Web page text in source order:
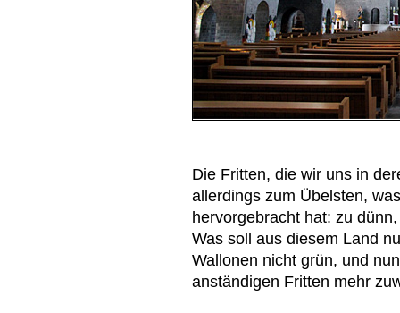
Die Fritten, die wir uns in
allerdings zum Übelsten,
hervorgebracht hat: zu
Was soll aus diesem Land
Wallonen nicht grün, und
anständigen Fritten mehr